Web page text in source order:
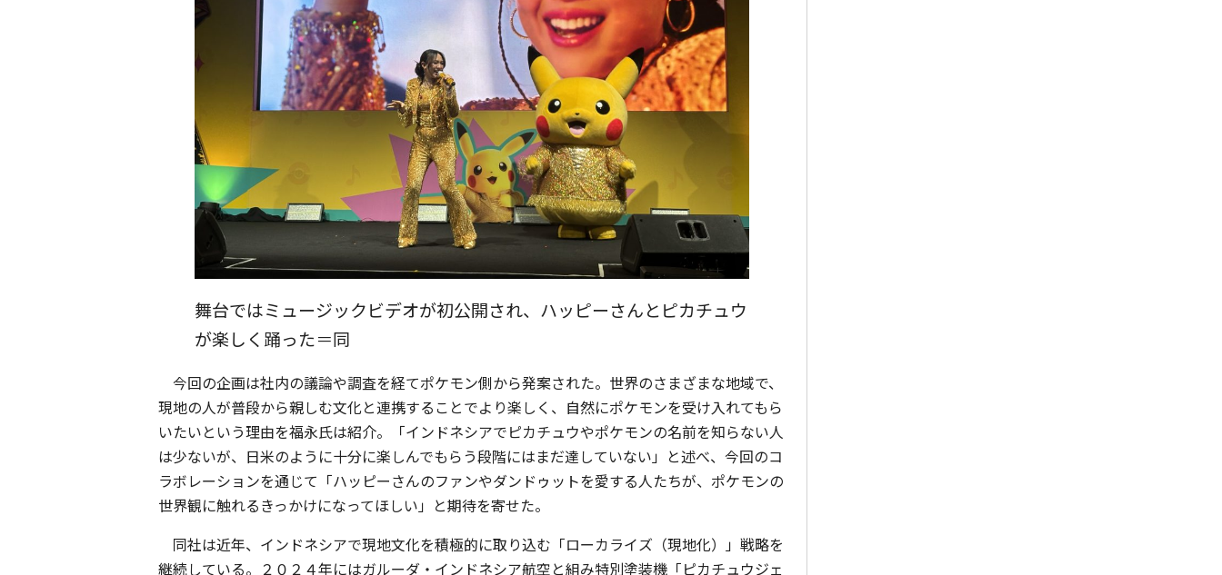
舞台ではミュージックビデオが初公開され、ハッピーさんとピカチュウ
が楽しく踊った＝同
今回の企画は社内の議論や調査を経てポケモン側から発案された。世界のさまざまな地域で、
現地の人が普段から親しむ文化と連携することでより楽しく、自然にポケモンを受け入れてもら
いたいという理由を福永氏は紹介。「インドネシアでピカチュウやポケモンの名前を知らない人
は少ないが、日米のように十分に楽しんでもらう段階にはまだ達していない」と述べ、今回のコ
ラボレーションを通じて「ハッピーさんのファンやダンドゥットを愛する人たちが、ポケモンの
世界観に触れるきっかけになってほしい」と期待を寄せた。
同社は近年、インドネシアで現地文化を積極的に取り込む「ローカライズ（現地化）」戦略を
継続している。２０２４年にはガルーダ・インドネシア航空と組み特別塗装機「ピカチュウジェ